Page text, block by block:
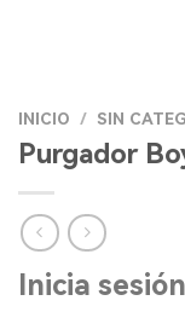
INICIO / SIN
Purgador
Inicia